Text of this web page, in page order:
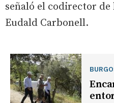
señaló el codirector de
Eudald Carbonell.